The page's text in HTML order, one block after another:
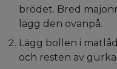
brödet. Bred
lägg den ovanpå.
Lägg bollen i
och resten av